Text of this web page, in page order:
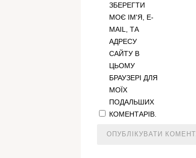
ЗБЕРЕГТИ
МОЄ ІМ'Я, E-
MAIL, ТА
АДРЕСУ
САЙТУ В
ЦЬОМУ
БРАУЗЕРІ ДЛЯ
МОЇХ
ПОДАЛЬШИХ
КОМЕНТАРІВ.